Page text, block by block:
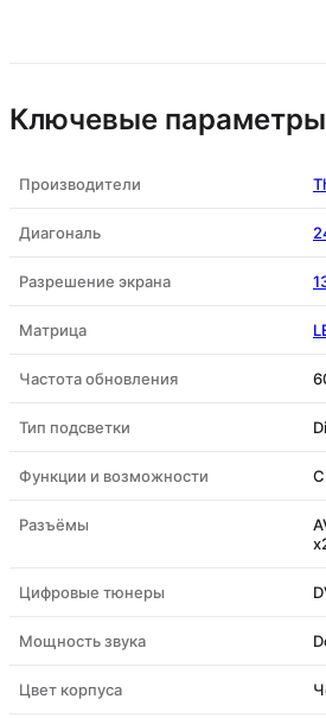
Ключевые параметры
Производители
Диагональ
Разрешение экрана
Матрица
Частота обновления
Тип подсветки
Функции и возможности
Разъёмы
Цифровые тюнеры
Мощность звука
Цвет корпуса